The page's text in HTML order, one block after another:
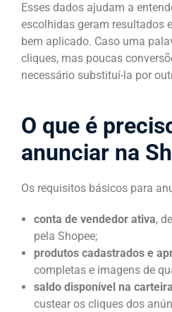
Esses dados ajudam a
escolhidas geram resultados
bem aplicado. Caso uma
cliques, mas poucas
necessário substituí-la por
O que é
anunciar na
Os requisitos básicos para
conta de vendedor ativa,
pela Shopee;
produtos cadastrados e
completas e imagens de
saldo disponível na
custear os cliques dos